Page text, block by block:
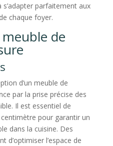
parfaitement aux
chaque foyer.
de
d’un meuble de
par la prise précise des
Il est essentiel de
pour garantir un
dans la cuisine. Des
d’optimiser l’espace de